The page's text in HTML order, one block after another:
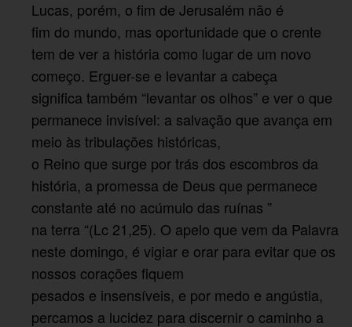
Lucas, porém, o fim de Jerusalém não é
fim do mundo, mas oportunidade que o crente
tem de ver a história como lugar de um novo
começo. Erguer-se e levantar a cabeça
significa também “levantar os olhos” e ver o que
permanece invisível: a salvação que avança em
meio às tribulações históricas,
o Reino que surge por trás dos escombros da
história, a promessa de Deus que permanece
constante até no acúmulo das ruínas ”
na terra “(Lc 21,25). O apelo que vem da Palavra
neste domingo, é vigiar e orar para evitar que os
nossos corações fiquem
pesados e insensíveis, e por medo e angústia,
percamos a lucidez para discernir o caminho a